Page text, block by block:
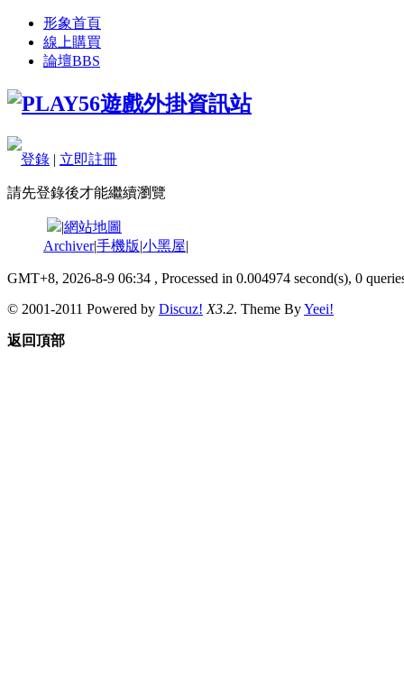
形象首頁
線上購買
論壇BBS
登錄 | 立即註冊
請先登錄後才能繼續瀏覽
|網站地圖
Archiver|手機版|小黑屋|
GMT+8, 2026-8-9 06:34 , Processed in 0.004974 second(s), 0
© 2001-2011 Powered by Discuz! X3.2. Theme ByYeei!
返回頂部